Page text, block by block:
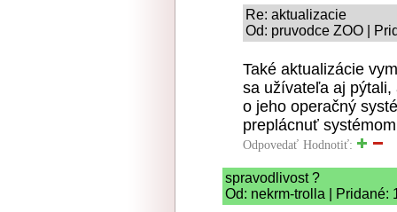
Re: aktualizacie
Od: pruvodce ZOO |
Také aktualizácie
sa užívateľa aj
o jeho operačný
preplácnuť
Odpovedať Hodnotiť:
spravodlivost ?
Od: nekrm-trolla | Pridané: